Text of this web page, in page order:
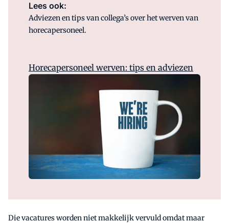
Lees ook:
Adviezen en tips van collega’s over het werven van
horecapersoneel.
Horecapersoneel werven: tips en adviezen
Die vacatures worden niet makkelijk vervuld omdat maar